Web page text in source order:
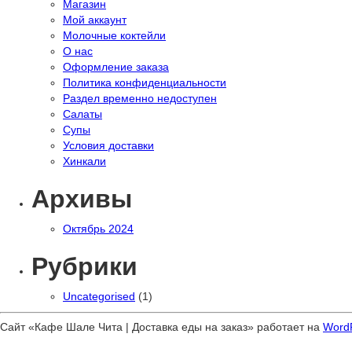
Магазин
Мой аккаунт
Молочные коктейли
О нас
Оформление заказа
Политика конфиденциальности
Раздел временно недоступен
Салаты
Супы
Условия доставки
Хинкали
Архивы
Октябрь 2024
Рубрики
Uncategorised (1)
Сайт «Кафе Шале Чита | Доставка еды на заказ» работает на